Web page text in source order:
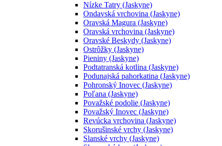
Nízke Tatry (Jaskyne)
Ondavská vrchovina (Jaskyne)
Oravská Magura (Jaskyne)
Oravská vrchovina (Jaskyne)
Oravské Beskydy (Jaskyne)
Ostrôžky (Jaskyne)
Pieniny (Jaskyne)
Podtatranská kotlina (Jaskyne)
Podunajská pahorkatina (Jaskyne)
Pohronský Inovec (Jaskyne)
Poľana (Jaskyne)
Považské podolie (Jaskyne)
Považský Inovec (Jaskyne)
Revúcka vrchovina (Jaskyne)
Skorušinské vrchy (Jaskyne)
Slanské vrchy (Jaskyne)